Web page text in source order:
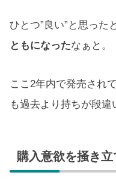
ひとつ”良い”と思った
ともになったなぁと。
ここ2年内で発売され
も過去より持ちが段違
購入意欲を掻き